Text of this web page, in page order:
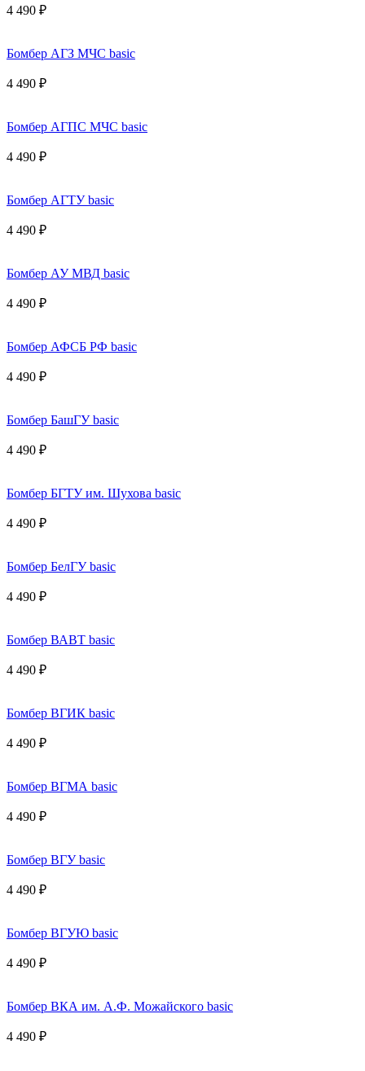
4 490 ₽
Бомбер АГЗ МЧС basic
4 490 ₽
Бомбер АГПС МЧС basic
4 490 ₽
Бомбер АГТУ basic
4 490 ₽
Бомбер АУ МВД basic
4 490 ₽
Бомбер АФСБ РФ basic
4 490 ₽
Бомбер БашГУ basic
4 490 ₽
Бомбер БГТУ им. Шухова basic
4 490 ₽
Бомбер БелГУ basic
4 490 ₽
Бомбер ВАВТ basic
4 490 ₽
Бомбер ВГИК basic
4 490 ₽
Бомбер ВГМА basic
4 490 ₽
Бомбер ВГУ basic
4 490 ₽
Бомбер ВГУЮ basic
4 490 ₽
Бомбер ВКА им. А.Ф. Можайского basic
4 490 ₽